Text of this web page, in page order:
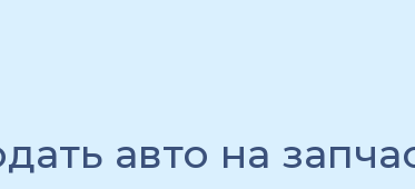
авто на